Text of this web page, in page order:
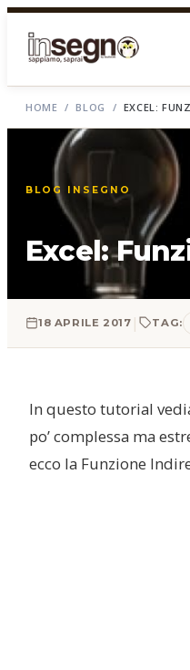
HOME / BLOG / EXCEL:
BLOG INSEGNO
Excel:
18 APRILE 2017 | TAG:
In questo tutorial
po’ complessa ma
ecco la Funzione